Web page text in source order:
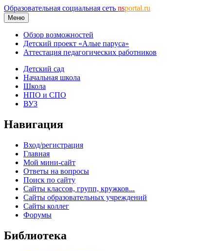
Образовательная социальная сеть nsportal.ru
Меню
Обзор возможностей
Детский проект «Алые паруса»
Аттестация педагогических работников
Детский сад
Начальная школа
Школа
НПО и СПО
ВУЗ
Навигация
Вход/регистрация
Главная
Мой мини-сайт
Ответы на вопросы
Поиск по сайту
Сайты классов, групп, кружков...
Сайты образовательных учреждений
Сайты коллег
Форумы
Библиотека